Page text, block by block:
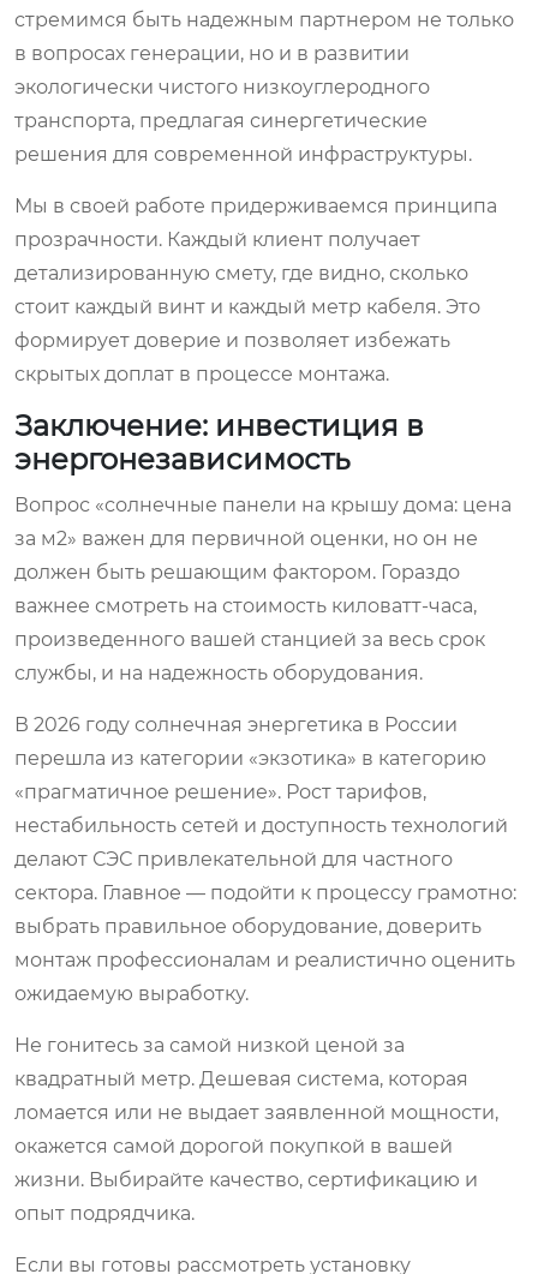
стремимся быть надежным партнером не только
в вопросах генерации, но и в развитии
экологически чистого низкоуглеродного
транспорта, предлагая синергетические
решения для современной инфраструктуры.
Мы в своей работе придерживаемся принципа
прозрачности. Каждый клиент получает
детализированную смету, где видно, сколько
стоит каждый винт и каждый метр кабеля. Это
формирует доверие и позволяет избежать
скрытых доплат в процессе монтажа.
Заключение: инвестиция в
энергонезависимость
Вопрос «солнечные панели на крышу дома: цена
за м2» важен для первичной оценки, но он не
должен быть решающим фактором. Гораздо
важнее смотреть на стоимость киловатт-часа,
произведенного вашей станцией за весь срок
службы, и на надежность оборудования.
В 2026 году солнечная энергетика в России
перешла из категории «экзотика» в категорию
«прагматичное решение». Рост тарифов,
нестабильность сетей и доступность технологий
делают СЭС привлекательной для частного
сектора. Главное — подойти к процессу грамотно:
выбрать правильное оборудование, доверить
монтаж профессионалам и реалистично оценить
ожидаемую выработку.
Не гонитесь за самой низкой ценой за
квадратный метр. Дешевая система, которая
ломается или не выдает заявленной мощности,
окажется самой дорогой покупкой в вашей
жизни. Выбирайте качество, сертификацию и
опыт подрядчика.
Если вы готовы рассмотреть установку